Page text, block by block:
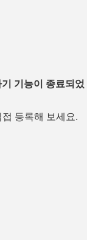
기능이 종료되었
등록해 보세요.